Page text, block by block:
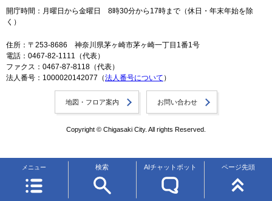
メニュー 検索 AIチャットボット ページ先頭
開庁時間：月曜日から金曜日 8時30分から17時まで（休日・年末年始を除
く）
住所：〒253-8686 神奈川県茅ヶ崎市茅ヶ崎一丁目1番1号
電話：0467-82-1111（代表）
ファクス：0467-87-8118（代表）
法人番号：1000020142077（法人番号について ）
地図・フロア案内 お問い合わせ
Copyright © Chigasaki City. All rights Reserved.